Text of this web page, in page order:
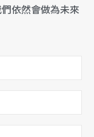
依然會做為未來